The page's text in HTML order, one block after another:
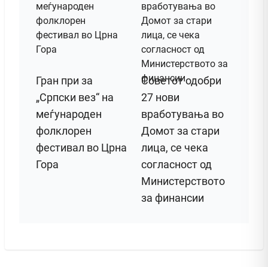
Гран при за
„Српски вез“ на
меѓународен
фолклорен
фестивал во Црна
Гора
Советот одобри
27 нови
вработувања во
Домот за стари
лица, се чека
согласност од
Министерството
за финансии